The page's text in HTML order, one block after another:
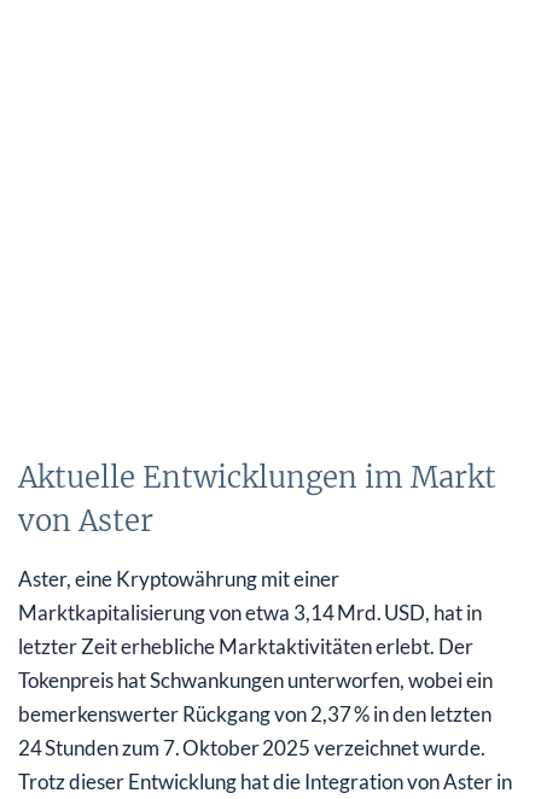
Aktuelle Entwicklungen im Markt
von Aster
Aster, eine Kryptowährung mit einer
Marktkapitalisierung von etwa 3,14 Mrd. USD, hat in
letzter Zeit erhebliche Marktaktivitäten erlebt. Der
Tokenpreis hat Schwankungen unterworfen, wobei ein
bemerkenswerter Rückgang von 2,37 % in den letzten
24 Stunden zum 7. Oktober 2025 verzeichnet wurde.
Trotz dieser Entwicklung hat die Integration von Aster in